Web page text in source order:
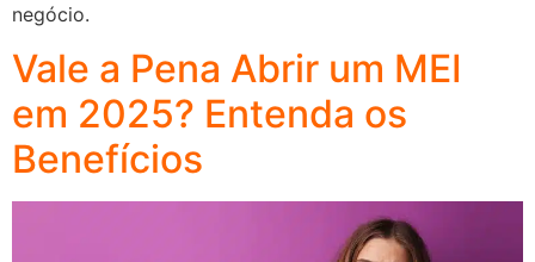
negócio.
Vale a Pena Abrir um MEI
em 2025? Entenda os
Benefícios